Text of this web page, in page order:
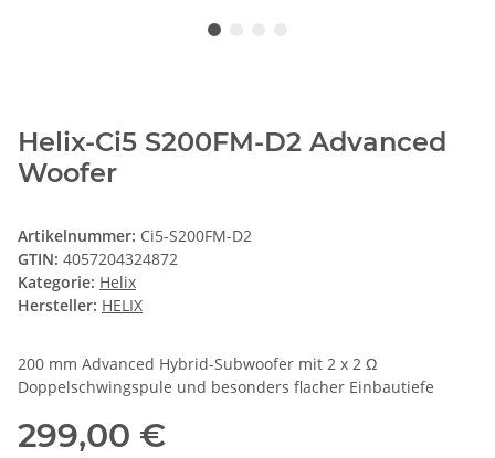
Helix-Ci5 S200FM-D2 Advanced
Woofer
Artikelnummer: Ci5-S200FM-D2
GTIN: 4057204324872
Kategorie: Helix
Hersteller: HELIX
200 mm Advanced Hybrid-Subwoofer mit 2 x 2 Ω
Doppelschwingspule und besonders flacher Einbautiefe
299,00 €